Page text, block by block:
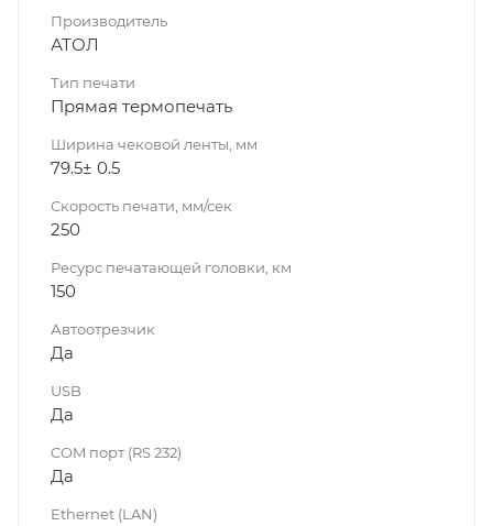
Производитель
АТОЛ
Тип печати
Прямая термопечать
Ширина чековой ленты, мм
79.5± 0.5
Скорость печати, мм/сек
250
Ресурс печатающей головки, км
150
Автоотрезчик
Да
USB
Да
COM порт (RS 232)
Да
Ethernet (LAN)